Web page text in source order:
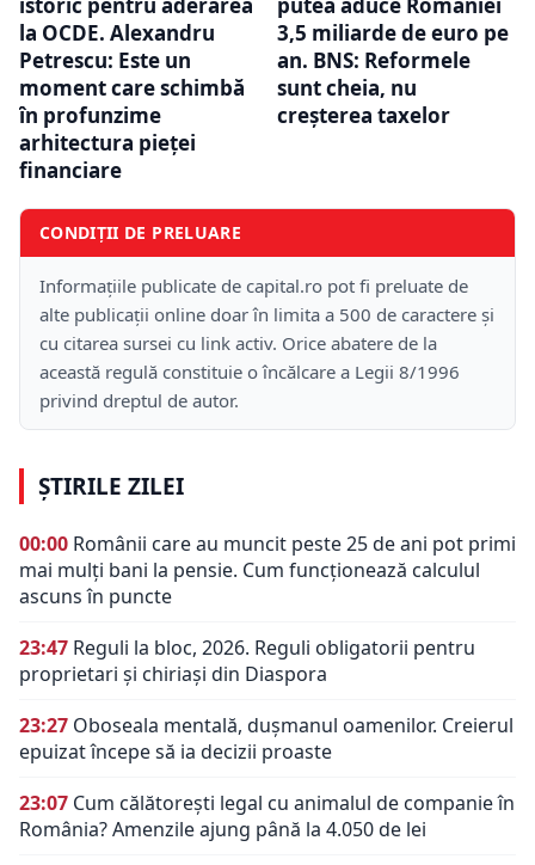
la OCDE. Alexandru
Petrescu: Este un
moment care schimbă
în profunzime
arhitectura pieței
financiare
3,5 miliarde de euro pe
an. BNS: Reformele
sunt cheia, nu
creșterea taxelor
CONDIȚII DE PRELUARE
Informațiile publicate de capital.ro pot fi preluate de
alte publicații online doar în limita a 500 de caractere și
cu citarea sursei cu link activ. Orice abatere de la
această regulă constituie o încălcare a Legii 8/1996
privind dreptul de autor.
ȘTIRILE ZILEI
00:00 Românii care au muncit peste 25 de ani pot primi
mai mulți bani la pensie. Cum funcționează calculul
ascuns în puncte
23:47 Reguli la bloc, 2026. Reguli obligatorii pentru
proprietari și chiriași din Diaspora
23:27 Oboseala mentală, dușmanul oamenilor. Creierul
epuizat începe să ia decizii proaste
23:07 Cum călătorești legal cu animalul de companie în
România? Amenzile ajung până la 4.050 de lei